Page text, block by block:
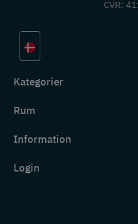
CVR:
Kategorier
Rum
Information
Login